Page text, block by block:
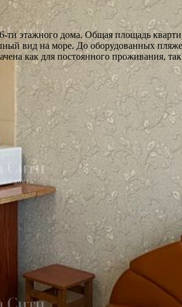
этажного дома. Общая площадь
вид на море. До оборудованных
как для постоянного проживания,